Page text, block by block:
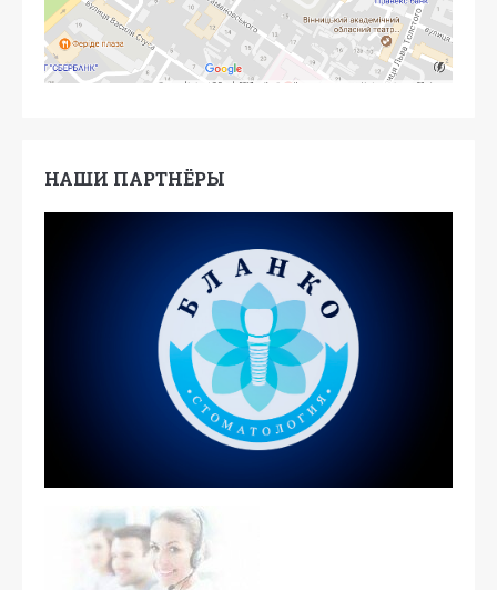
НАШИ ПАРТНЁРЫ